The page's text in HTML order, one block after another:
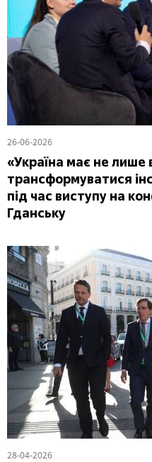
26-06-2026
«Україна має не лише
трансформуватися
під час виступу на
Гданську
28-04-2026